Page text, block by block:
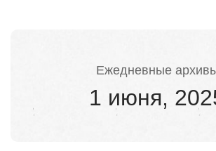
Ежедневные
1 июня,